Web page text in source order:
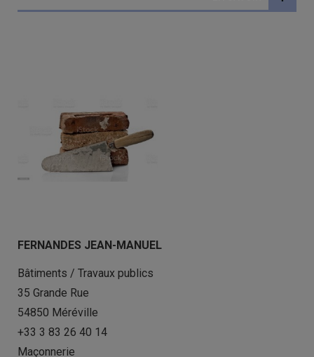
FERNANDES JEAN-MANUEL
Bâtiments / Travaux publics
35 Grande Rue
54850 Méréville
+33 3 83 26 40 14
Maçonnerie